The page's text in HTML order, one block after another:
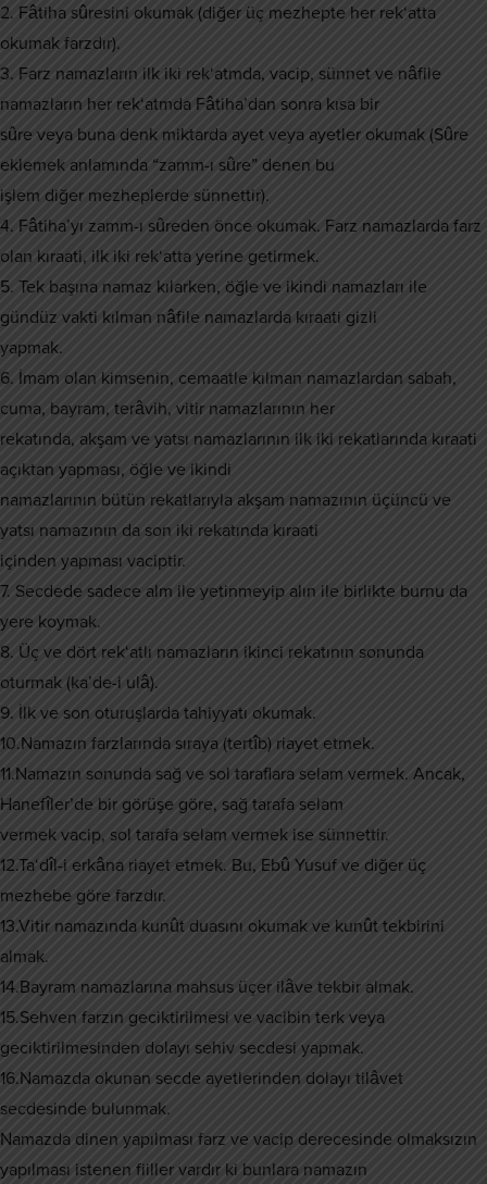
2. Fâtiha sûresini okumak (diğer üç mezhepte her rek‘atta
okumak farzdır).
3. Farz namazların ilk iki rek‘atmda, vacip, sünnet ve nâfile
namazların her rek‘atmda Fâtiha’dan sonra kısa bir
sûre veya buna denk miktarda ayet veya ayetler okumak (Sûre
eklemek anlamında “zamm-ı sûre” denen bu
işlem diğer mezheplerde sünnettir).
4. Fâtiha’yı zamm-ı sûreden önce okumak. Farz namazlarda farz
olan kıraati, ilk iki rek‘atta yerine getirmek.
5. Tek başına namaz kılarken, öğle ve ikindi namazları ile
gündüz vakti kılman nâfile namazlarda kıraati gizli
yapmak.
6. İmam olan kimsenin, cemaatle kılman namazlardan sabah,
cuma, bayram, terâvih, vitir namazlarının her
rekatında, akşam ve yatsı namazlarının ilk iki rekatlarında kıraati
açıktan yapması, öğle ve ikindi
namazlarının bütün rekatlarıyla akşam namazının üçüncü ve
yatsı namazının da son iki rekatında kıraati
içinden yapması vaciptir.
7. Secdede sadece alm ile yetinmeyip alın ile birlikte burnu da
yere koymak.
8. Üç ve dört rek‘atlı namazların ikinci rekatının sonunda
oturmak (ka’de-i ulâ).
9. İlk ve son oturuşlarda tahiyyatı okumak.
10.Namazın farzlarında sıraya (tertîb) riayet etmek.
11.Namazın sonunda sağ ve sol taraflara selam vermek. Ancak,
Hanefîler’de bir görüşe göre, sağ tarafa selam
vermek vacip, sol tarafa selam vermek ise sünnettir.
12.Ta‘dîl-i erkâna riayet etmek. Bu, Ebû Yusuf ve diğer üç
mezhebe göre farzdır.
13.Vitir namazında kunût duasını okumak ve kunût tekbirini
almak.
14.Bayram namazlarına mahsus üçer ilâve tekbir almak.
15.Sehven farzın geciktirilmesi ve vacibin terk veya
geciktirilmesinden dolayı sehiv secdesi yapmak.
16.Namazda okunan secde ayetlerinden dolayı tilâvet
secdesinde bulunmak.
Namazda dinen yapılması farz ve vacip derecesinde olmaksızın
yapılması istenen fiiller vardır ki bunlara namazın